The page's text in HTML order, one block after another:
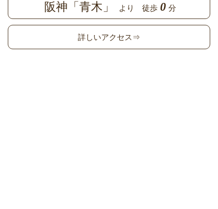
阪神「青木」 より 徒歩 0 分
詳しいアクセス⇒